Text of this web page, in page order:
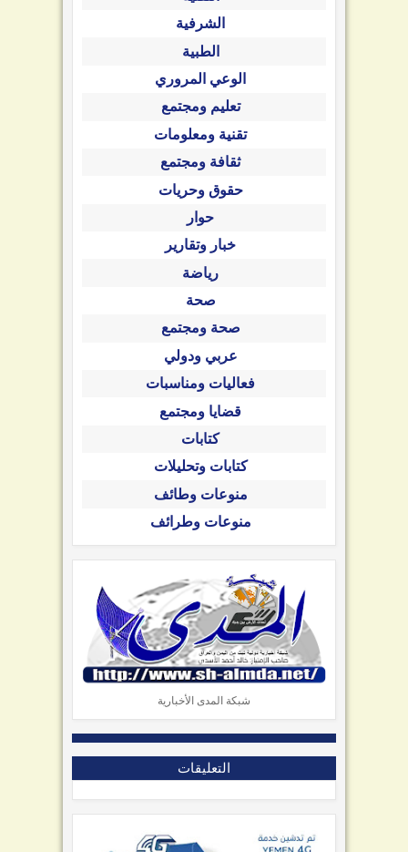
الشرفية
الطبية
الوعي المروري
تعليم ومجتمع
تقنية ومعلومات
ثقافة ومجتمع
حقوق وحريات
حوار
خبار وتقارير
رياضة
عربي ودولي
فعاليات ومناسبات
قضايا ومجتمع
كتابات
كتابات وتحليلات
منوعات وطائف
منوعات وطرائف
شبكة المدى الأخبارية
التعليقات